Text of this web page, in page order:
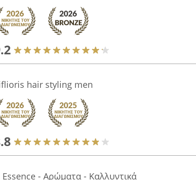
hair styling men
Essence - Αρώματα - Καλλυντικά